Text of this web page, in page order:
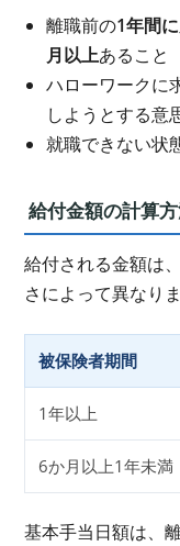
離職前の1年間
月以上あること
ハローワークに
しようとする意
就職できない状
給付金額の計算
給付される金額は
さによって異なりま
被保険者期間
1年以上
6か月以上1年未満
基本手当日額は、